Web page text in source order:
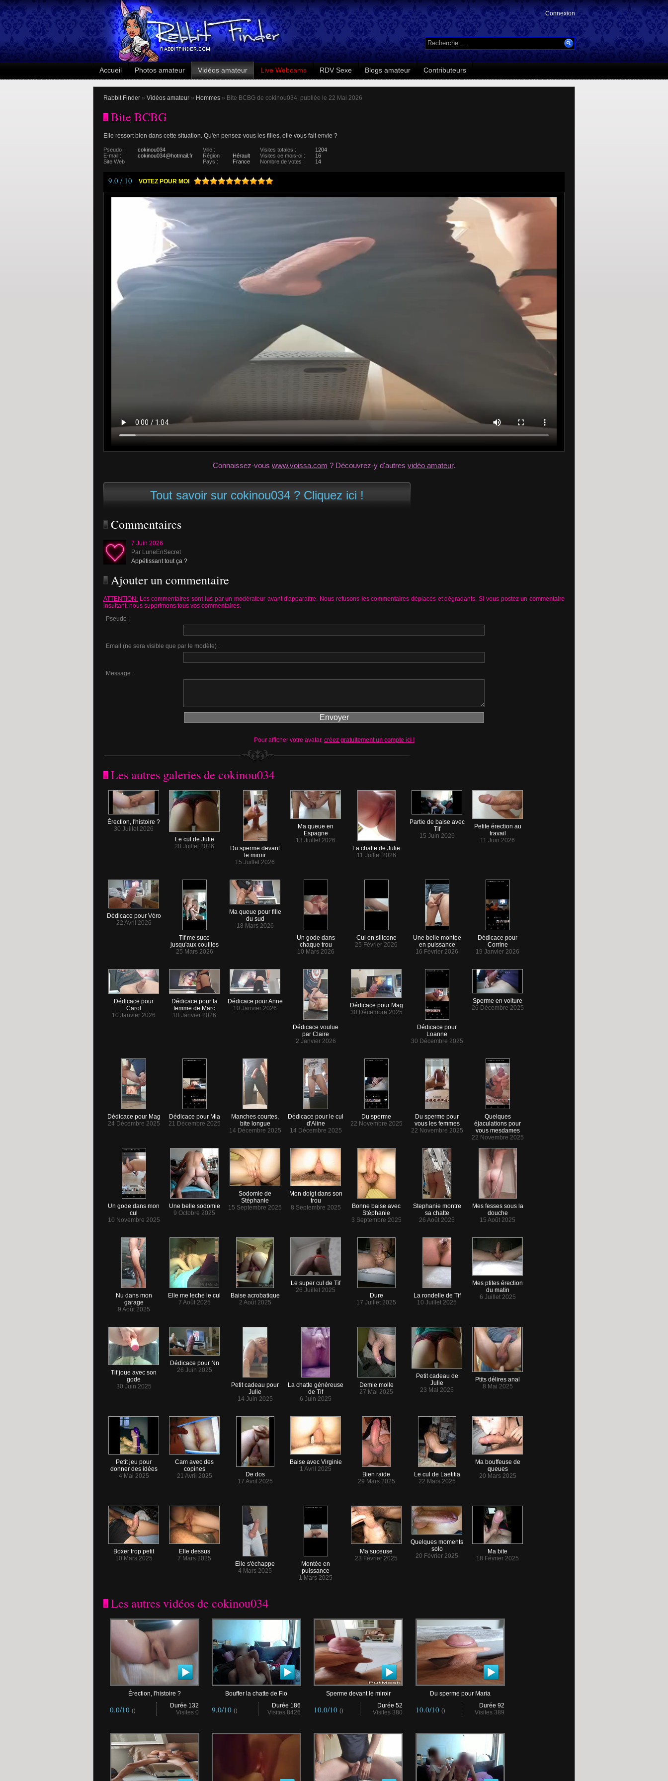
Connexion
Accueil Photos amateur Vidéos amateur Live Webcams RDV Sexe Blogs amateur Contributeurs
Rabbit Finder » Vidéos amateur » Hommes » Bite BCBG de cokinou034, publiée le 22 Mai 2026
Bite BCBG
Elle ressort bien dans cette situation. Qu'en pensez-vous les filles, elle vous fait envie ?
Pseudo : cokinou034 Ville : Visites totales :
1204
E-mail :
cokinou034@hotmail.fr Région : Hérault Visites ce mois-ci :
16
Site Web :
Pays : France Nombre de votes : 14
9.0 / 10 VOTEZ POUR MOI
Connaissez-vous www.voissa.com ? Découvrez-y d'autres vidéo amateur.
Tout savoir sur cokinou034 ? Cliquez ici !
Commentaires
7 Juin 2026
Par LuneEnSecret
Appétissant tout ça ?
Ajouter un commentaire
ATTENTION: Les commentaires sont lus par un modérateur avant d'apparaître. Nous refusons les commentaires déplacés et dégradants. Si vous postez un commentaire
insultant, nous supprimons tous vos commentaires.
Pseudo :
Email (ne sera visible que par le modèle) :
Message :
Pour afficher votre avatar, créez gratuitement un compte ici !
Les autres galeries de cokinou034
Érection, l'histoire ?
30 Juillet 2026
Le cul de Julie
20 Juillet 2026
Du sperme devant
le miroir
15 Juillet 2026
Ma queue en
Espagne
13 Juillet 2026
La chatte de Julie
11 Juillet 2026
Partie de baise avec
Tif
15 Juin 2026
Petite érection au
travail
11 Juin 2026
Dédicace pour Véro
22 Avril 2026
Tif me suce
jusqu'aux couilles
25 Mars 2026
Ma queue pour fille
du sud
18 Mars 2026
Un gode dans
chaque trou
10 Mars 2026
Cul en silicone
25 Février 2026
Une belle montée
en puissance
16 Février 2026
Dédicace pour
Corrine
19 Janvier 2026
Dédicace pour
Carol
10 Janvier 2026
Dédicace pour la
femme de Marc
10 Janvier 2026
Dédicace pour Anne
10 Janvier 2026
Dédicace voulue
par Claire
2 Janvier 2026
Dédicace pour Mag
30 Décembre 2025
Dédicace pour
Loanne
30 Décembre 2025
Sperme en voiture
26 Décembre 2025
Dédicace pour Mag
24 Décembre 2025
Dédicace pour Mia
21 Décembre 2025
Manches courtes,
bite longue
14 Décembre 2025
Dédicace pour le cul
d'Aline
14 Décembre 2025
Du sperme
22 Novembre 2025
Du sperme pour
vous les femmes
22 Novembre 2025
Quelques
éjaculations pour
vous mesdames
22 Novembre 2025
Un gode dans mon
cul
10 Novembre 2025
Une belle sodomie
9 Octobre 2025
Sodomie de
Stéphanie
15 Septembre 2025
Mon doigt dans son
trou
8 Septembre 2025
Bonne baise avec
Stéphanie
3 Septembre 2025
Stephanie montre
sa chatte
26 Août 2025
Mes fesses sous la
douche
15 Août 2025
Nu dans mon
garage
9 Août 2025
Elle me leche le cul
7 Août 2025
Baise acrobatique
2 Août 2025
Le super cul de Tif
26 Juillet 2025
Dure
17 Juillet 2025
La rondelle de Tif
10 Juillet 2025
Mes ptites érection
du matin
6 Juillet 2025
Tif joue avec son
gode
30 Juin 2025
Dédicace pour Nn
26 Juin 2025
Petit cadeau pour
Julie
14 Juin 2025
La chatte généreuse
de Tif
6 Juin 2025
Demie molle
27 Mai 2025
Petit cadeau de
Julie
23 Mai 2025
Ptits délires anal
8 Mai 2025
Petit jeu pour
donner des idées
4 Mai 2025
Cam avec des
copines
21 Avril 2025
De dos
17 Avril 2025
Baise avec Virginie
1 Avril 2025
Bien raide
29 Mars 2025
Le cul de Laetitia
22 Mars 2025
Ma bouffeuse de
queues
20 Mars 2025
Boxer trop petit
10 Mars 2025
Elle dessus
7 Mars 2025
Elle s'échappe
4 Mars 2025
Montée en
puissance
1 Mars 2025
Ma suceuse
23 Février 2025
Quelques moments
solo
20 Février 2025
Ma bite
18 Février 2025
Les autres vidéos de cokinou034
Érection, l'histoire ?
Durée 132
Visites 0
0.0/10 ()
Bouffer la chatte de Flo
Durée 186
Visites 8426
9.0/10 ()
Sperme devant le miroir
Durée 52
Visites 380
10.0/10 ()
Du sperme pour Maria
Durée 92
Visites 389
10.0/10 ()